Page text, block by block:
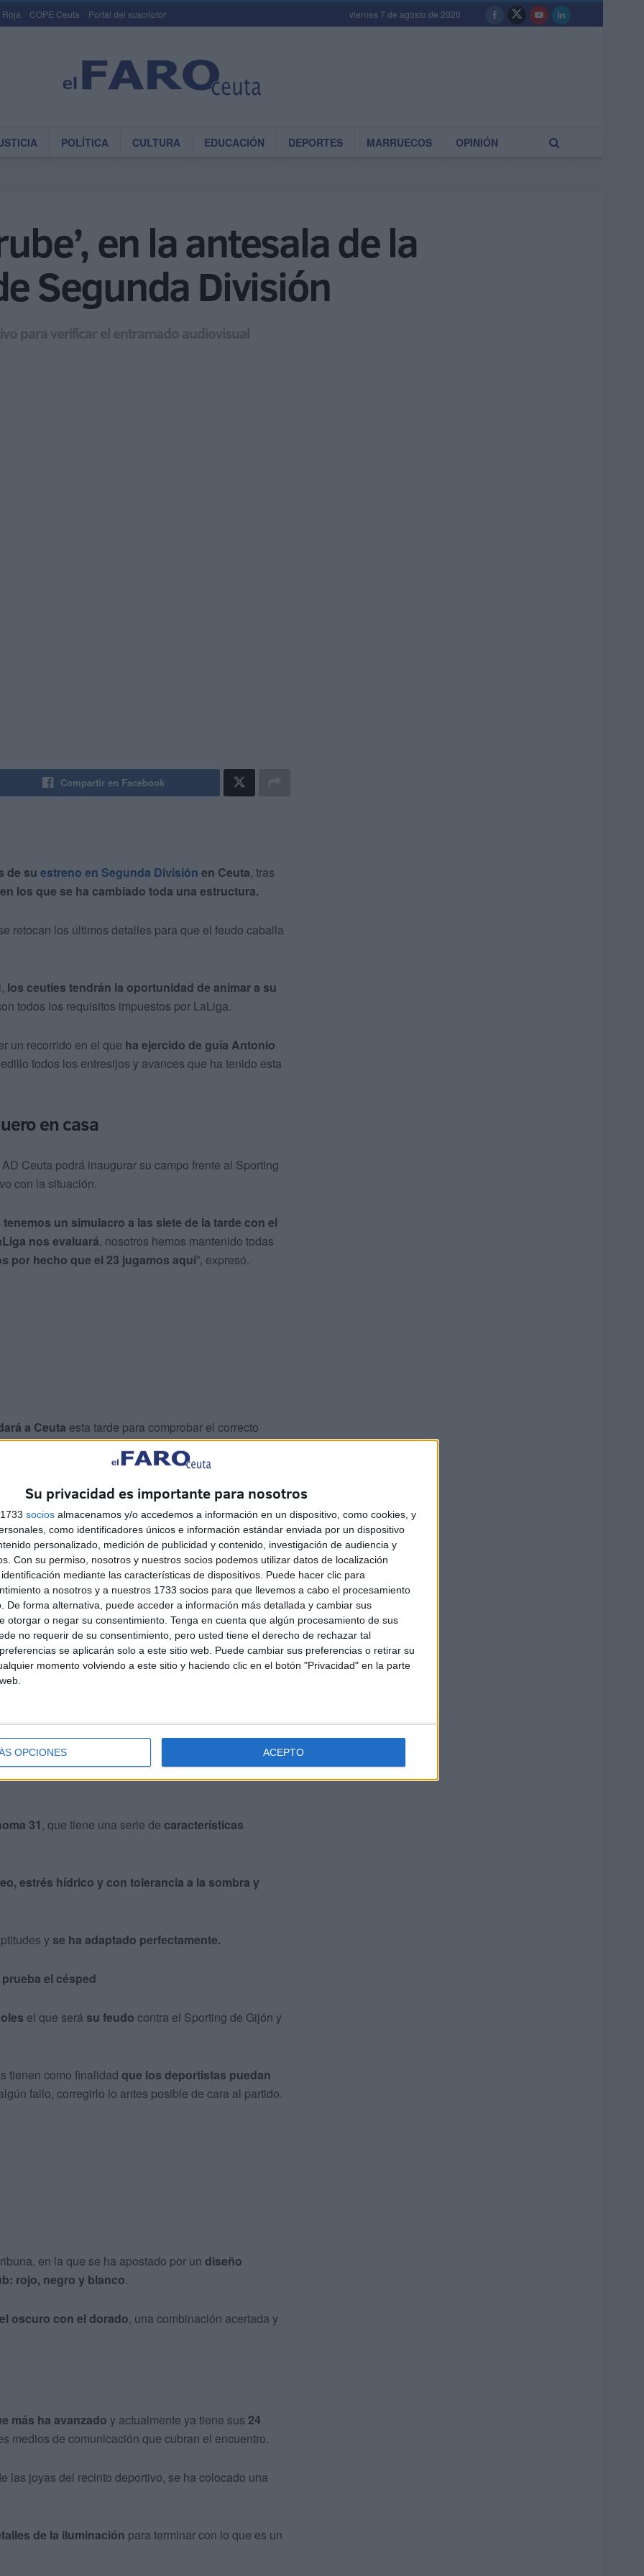
Su privacidad es importante para nosotros
socios almacenamos y/o accedemos a información en un dispositivo, como cookies, y
como identificadores únicos e información estándar enviada por un dispositivo
personalizado, medición de publicidad y contenido, investigación de audiencia y
Con su permiso, nosotros y nuestros socios podemos utilizar datos de localización
mediante las características de dispositivos. Puede hacer clic para
a nosotros y a nuestros 1733 socios para que llevemos a cabo el procesamiento
De forma alternativa, puede acceder a información más detallada y cambiar sus
otorgar o negar su consentimiento. Tenga en cuenta que algún procesamiento de sus
no requerir de su consentimiento, pero usted tiene el derecho de rechazar tal
se aplicarán solo a este sitio web. Puede cambiar sus preferencias o retirar su
momento volviendo a este sitio y haciendo clic en el botón "Privacidad" en la parte
OPCIONES ACEPTO
Roja COPE Ceuta Portal del suscriptor viernes 7 de agosto de 2026
POLÍTICA CULTURA EDUCACIÓN DEPORTES MARRUECOS OPINIÓN
en la antesala de la
Segunda División
para verificar el entramado audiovisual
Compartir en Facebook
de su estreno en Segunda División en Ceuta, tras
los que se ha cambiado toda una estructura.
retocan los últimos detalles para que el feudo caballa
los ceutíes tendrán la oportunidad de animar a su
todos los requisitos impuestos por LaLiga.
un recorrido en el que ha ejercido de guía Antonio
todos los entresijos y avances que ha tenido esta
en casa
Ceuta podrá inaugurar su campo frente al Sporting
con la situación.
un simulacro a las siete de la tarde con el
nos evaluará, nosotros hemos mantenido todas
por hecho que el 23 jugamos aquí”, expresó.
a Ceuta esta tarde para comprobar el correcto
en los diferentes puntos del recinto deportivo.
obligadas más grandes que ha sufrido el
División,se necesita la asistencia de la sala VAR.
frigoríficosya está totalmente plantado tras haberse
31, que tiene una serie de características
estrés hídrico y con tolerancia a la sombra y
y se ha adaptado perfectamente.
el césped
el que será su feudo contra el Sporting de Gijón y
tienen como finalidad que los deportistas puedan
fallo, corregirlo lo antes posible de cara al partido.
en la que se ha apostado por un diseño
rojo, negro y blanco.
el oscuro con el dorado, una combinación acertada y
más ha avanzado y actualmente ya tiene sus 24
medios de comunicación que cubran el encuentro.
las joyas del recinto deportivo, se ha colocado una
de la iluminación para terminar con lo que es un